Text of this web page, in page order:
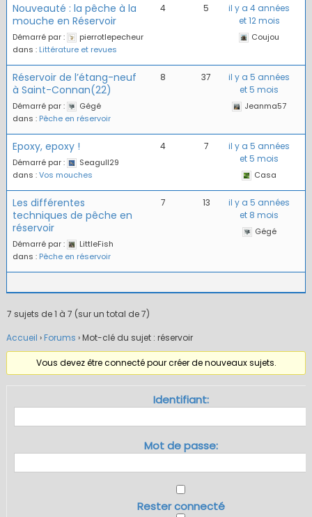
Nouveauté : la pêche à la
mouche en Réservoir
Démarré par :
pierrotlepecheur
dans : Littérature et revues
4 5
il y a 4 années
et 12 mois
Coujou
Réservoir de l’étang-neuf
à Saint-Connan(22)
Démarré par :
Gégé
dans : Pêche en réservoir
8 37
il y a 5 années
et 5 mois
Jeanma57
Epoxy, epoxy !
Démarré par :
Seagull29
dans :Vos mouches
4 7
il y a 5 années
et 5 mois
Casa
Les différentes
techniques de pêche en
réservoir
Démarré par :
LittleFish
dans : Pêche en réservoir
7 13
il y a 5 années
et 8 mois
Gégé
7 sujets de 1 à 7 (sur un total de 7)
Accueil › Forums ›Mot-clé du sujet : réservoir
Vous devez être connecté pour créer de nouveaux sujets.
Identifiant:
Mot de passe:
Rester connecté